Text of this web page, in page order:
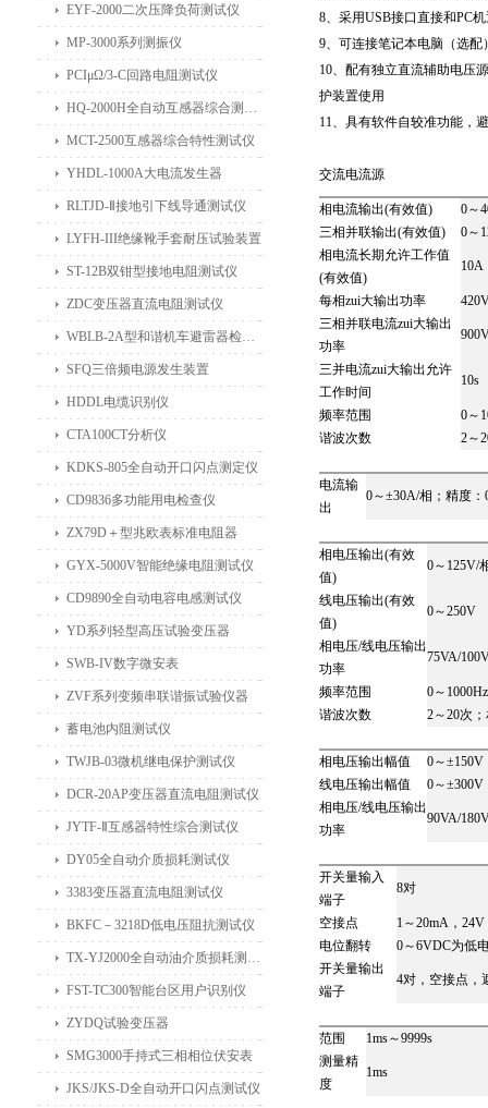
8、采用USB接口直接和PC
9、可连接笔记本电脑（选
10、配有独立直流辅助电压
护装置使用
11、具有软件自较准功能，
交流电流源
相电流输出(有效值)
0～
三相并联输出(有效值)
0～
相电流长期允许工作值
(有效值)
10A
每相zui大输出功率
三相并联电流zui大输出
功率
三并电流zui大输出允许
工作时间
10s
频率范围
0～
谐波次数
2～
电流输
出
0～±30A/相；精度：
相电压输出(有效
值)
0～125V/
线电压输出(有效
值)
0～250V
相电压/线电压输出
功率
75VA/
频率范围
0～
谐波次数
2～20次
相电压输出幅值
0～±150V
线电压输出幅值
0～±300V
相电压/线电压输出
功率
90VA/
开关量输入
端子
8对
空接点
1～20mA，
电位翻转
0～6VDC为低
开关量输出
端子
4对，空接点，
范围
1ms～9999s
测量精
度
1ms
EYF-2000二次压降负荷测试仪
MP-3000系列测振仪
PCIμΩ/3-C回路电阻测试仪
HQ-2000H全自动互感器综合测试仪
MCT-2500互感器综合特性测试仪
YHDL-1000A大电流发生器
RLTJD-Ⅱ接地引下线导通测试仪
LYFH-III绝缘靴手套耐压试验装置
ST-12B双钳型接地电阻测试仪
ZDC变压器直流电阻测试仪
WBLB-2A型和谐机车避雷器检测仪
SFQ三倍频电源发生装置
HDDL电缆识别仪
CTA100CT分析仪
KDKS-805全自动开口闪点测定仪
CD9836多功能用电检查仪
ZX79D＋型兆欧表标准电阻器
GYX-5000V智能绝缘电阻测试仪
CD9890全自动电容电感测试仪
YD系列轻型高压试验变压器
SWB-IV数字微安表
ZVF系列变频串联谐振试验仪器
蓄电池内阻测试仪
TWJB-03微机继电保护测试仪
DCR-20AP变压器直流电阻测试仪
JYTF-Ⅱ互感器特性综合测试仪
DY05全自动介质损耗测试仪
3383变压器直流电阻测试仪
BKFC－3218D低电压阻抗测试仪
TX-YJ2000全自动油介质损耗测试仪
FST-TC300智能台区用户识别仪
ZYDQ试验变压器
SMG3000手持式三相相位伏安表
JKS/JKS-D全自动开口闪点测试仪